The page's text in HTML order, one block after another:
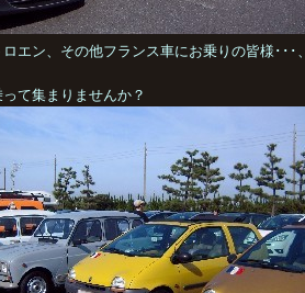
エン、その他フランス車にお乗りの皆様･･･
て集まりませんか？